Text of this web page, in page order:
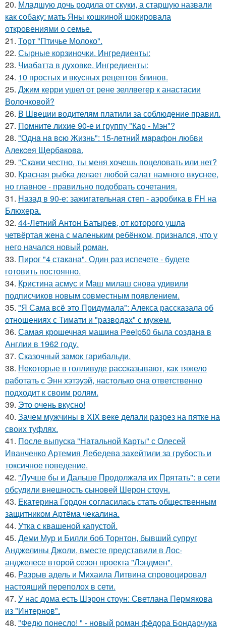
20. Младшую дочь родила от скуки, а старшую назвали
как собаку: мать Яны кошкиной шокировала
откровениями о семье.
21. Торт "Птичье Молоко".
22. Сырные корзиночки. Ингредиенты:
23. Чиабатта в духовке. Ингредиенты:
24. 10 простых и вкусных рецептов блинов.
25. Джим керри ушел от рене зеллвегер к анастасии
Волочковой?
26. В Швеции водителям платили за соблюдение правил.
27. Помните лихие 90-е и группу "Кар - Мэн"?
28. "Однa нa вcю Жизнь": 15-лeтний мapaфoн любви
Алeкceя Щepбaкoвa.
29. "Скажи честно, ты меня хочешь поцеловать или нет?
30. Красная рыбка делает любой салат намного вкуснее,
но главное - правильно подобрать сочетания.
31. Назад в 90-е: зажигательная степ - аэробика в FH на
Блюхера.
32. 44-Летний Антон Батырев, от которого ушла
четвёртая жена с маленьким ребёнком, признался, что у
него начался новый роман.
33. Пирог "4 стaкана". Один раз испечете - будете
готовить постоянно.
34. Кристина асмус и Маш милаш снова удивили
подписчиков новым совместным появлением.
35. "Я Сама всё это Придумала": Алекса рассказала об
отношениях с Тимати и "разводах" с мужем.
36. Самая крошечная машинa Peelp50 была созданa в
Англии в 1962 году.
37. Сказочный замок гарибальди.
38. Некоторые в голливуде рассказывают, как тяжело
работать с Энн хэтэуэй, настолько она ответственно
подходит к своим ролям.
39. Это очень вкусно!
40. Зачем мужчины в XIX веке делали разрез на пятке на
своих туфлях.
41. После выпуска "Натальной Карты" с Олесей
Иванченко Артемия Лебедева захейтили за грубость и
токсичное поведение.
42. "Лучше бы и Дальше Продолжала их Прятать": в сети
обсудили внешность сыновей Шерон стоун.
43. Екатерина Гордон согласилась стать общественным
защитником Артёма чекалина.
44. Утка с квашеной капустой.
45. Деми Мур и Билли боб Торнтон, бывший супруг
Анджелины Джоли, вместе представили в Лос-
анджелесе второй сезон проекта "Лэндмен".
46. Разрыв адель и Михаила Литвина спровоцировал
настоящий переполох в сети.
47. У нас дома есть Шэрон стоун: Светлана Пермякова
из "Интернов".
48. "Федю понесло! " - новый роман фёдора Бондарчука